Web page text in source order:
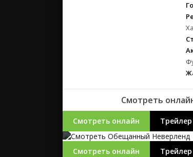
Смотреть
Смотреть онлайн Трейлер
Смотреть онлайн Трейлер